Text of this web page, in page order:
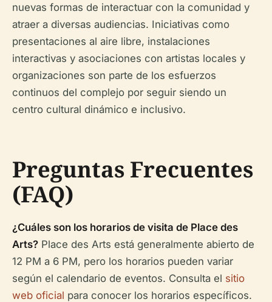
nuevas formas de interactuar con la comunidad y
atraer a diversas audiencias. Iniciativas como
presentaciones al aire libre, instalaciones
interactivas y asociaciones con artistas locales y
organizaciones son parte de los esfuerzos
continuos del complejo por seguir siendo un
centro cultural dinámico e inclusivo.
Preguntas Frecuentes
(FAQ)
¿Cuáles son los horarios de visita de Place des
Arts? Place des Arts está generalmente abierto de
12 PM a 6 PM, pero los horarios pueden variar
según el calendario de eventos. Consulta el sitio
web oficial para conocer los horarios específicos.